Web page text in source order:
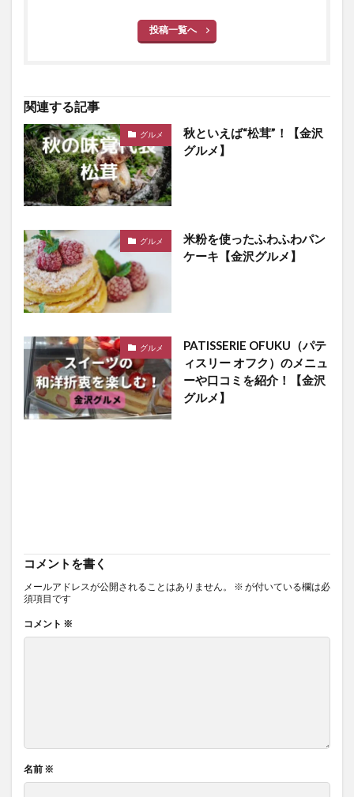
投稿一覧へ
関連する記事
グルメ
秋といえば“松茸”！【金沢
グルメ】
グルメ
米粉を使ったふわふわパン
ケーキ【金沢グルメ】
グルメ
PATISSERIE OFUKU（パテ
ィスリー オフク）のメニュ
ーや口コミを紹介！【金沢
グルメ】
コメントを書く
メールアドレスが公開されることはありません。 ※ が付いている欄は必
須項目です
コメント ※
名前 ※